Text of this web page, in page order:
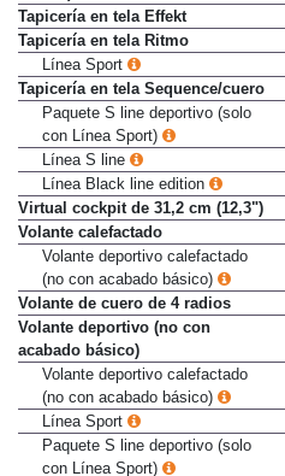
básico)
Tapicería en tela Effekt
Tapicería en tela Ritmo
Línea Sport
Tapicería en tela Sequence/cuero
Paquete S line deportivo (solo
con Línea Sport)
Línea S line
Línea Black line edition
Virtual cockpit de 31,2 cm (12,3")
Volante calefactado
Volante deportivo calefactado
(no con acabado básico)
Volante de cuero de 4 radios
Volante deportivo (no con
acabado básico)
Volante deportivo calefactado
(no con acabado básico)
Línea Sport
Paquete S line deportivo (solo